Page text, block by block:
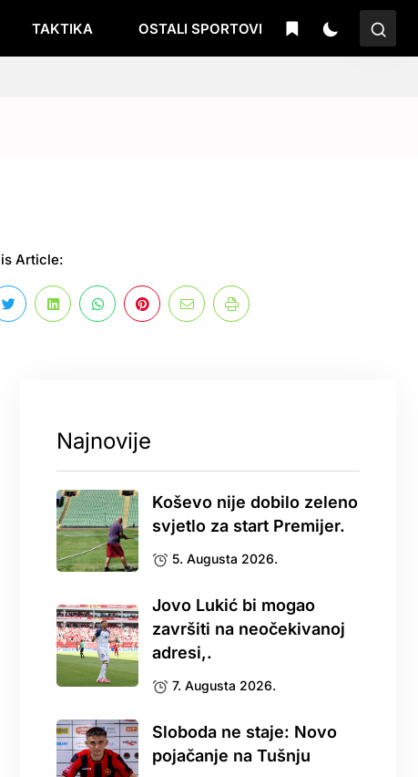
TAKTIKA OSTALI SPORTOVI
Article:
Najnovije
Koševo nije dobilo zeleno
svjetlo za start Premijer.
5. Augusta 2026.
Jovo Lukić bi mogao
završiti na neočekivanoj
adresi,.
7. Augusta 2026.
Sloboda ne staje: Novo
pojačanje na Tušnju